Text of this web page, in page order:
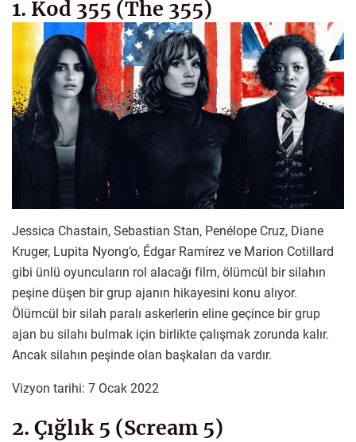
1. Kod 355 (The 355)
Jessica Chastain, Sebastian Stan, Penélope Cruz, Diane
Kruger, Lupita Nyong’o, Édgar Ramírez ve Marion Cotillard
gibi ünlü oyuncuların rol alacağı film, ölümcül bir silahın
peşine düşen bir grup ajanın hikayesini konu alıyor.
Ölümcül bir silah paralı askerlerin eline geçince bir grup
ajan bu silahı bulmak için birlikte çalışmak zorunda kalır.
Ancak silahın peşinde olan başkaları da vardır.
Vizyon tarihi: 7 Ocak 2022
2. Çığlık 5 (Scream 5)